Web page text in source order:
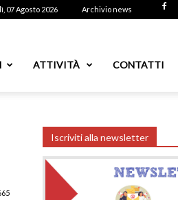
07 Agosto 2026 Archivio news
ATTIVITÀ CONTATTI
Iscriviti alla newsletter